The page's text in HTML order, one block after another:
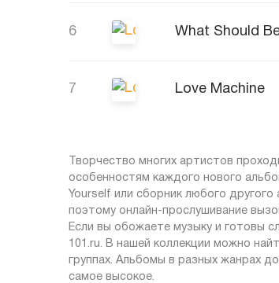
6 What Should
7 Love Machine
Творчество многих артистов
особенностям каждого нового
Yourself или сборник любого
поэтому онлайн-прослушивание
Если вы обожаете музыку и готовы
101.ru. В нашей коллекции можно
группах. Альбомы в разных жанрах
самое высокое.